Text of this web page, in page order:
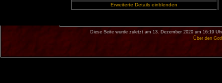
Erweiterte Details einblenden
Diese Seite wurde zuletzt am 13. Dezember 2020 um 16:19
Über den